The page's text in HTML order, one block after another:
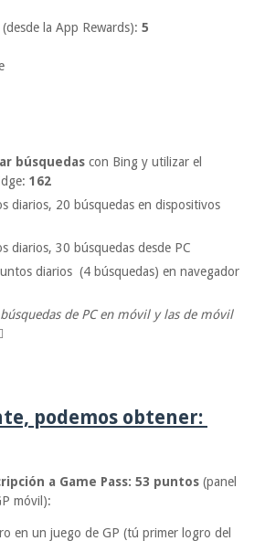
(desde la App Rewards): 5
búsquedas con Bing y utilizar el
162
diarios, 20 búsquedas en dispositivos
diarios, 30 búsquedas desde PC
diarios (4 búsquedas) en navegador
de PC en móvil y las de móvil
podemos obtener:
a Game Pass: 53 puntos (panel
móvil):
en un juego de GP (tú primer logro del